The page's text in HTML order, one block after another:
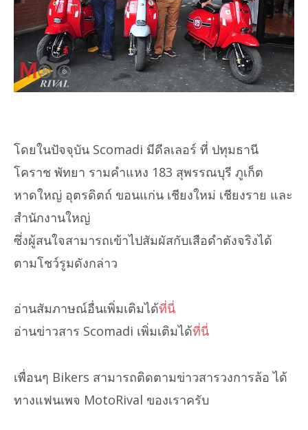
โดยในปัจจุบัน Scomadi มีดีลเลอร์ ที่ ปทุมธานี
โคราช พัทยา รามคำแหง 183 สุพรรณบุรี ภูเก็ต
หาดใหญ่ อุตรดิตถ์ ขอนแก่น เชียงใหม่ เชียงราย และ
สำนักงานใหญ่
ซึ่งผู้สนใจสามารถเข้าไปสัมผัสกับเสือดำตังจริงได้
ตามโชว์รูมดังกล่าว
อ่านสัมภาษณ์อื่นเพิ่มเติมได้ที่นี่
อ่านข่าวสาร Scomadi เพิ่มเติมได้ที่นี่
เพื่อนๆ Bikers สามารถติดตามข่าวสารวงการล้อ ได้
ทางแฟนเพจ MotoRival ของเราครับ